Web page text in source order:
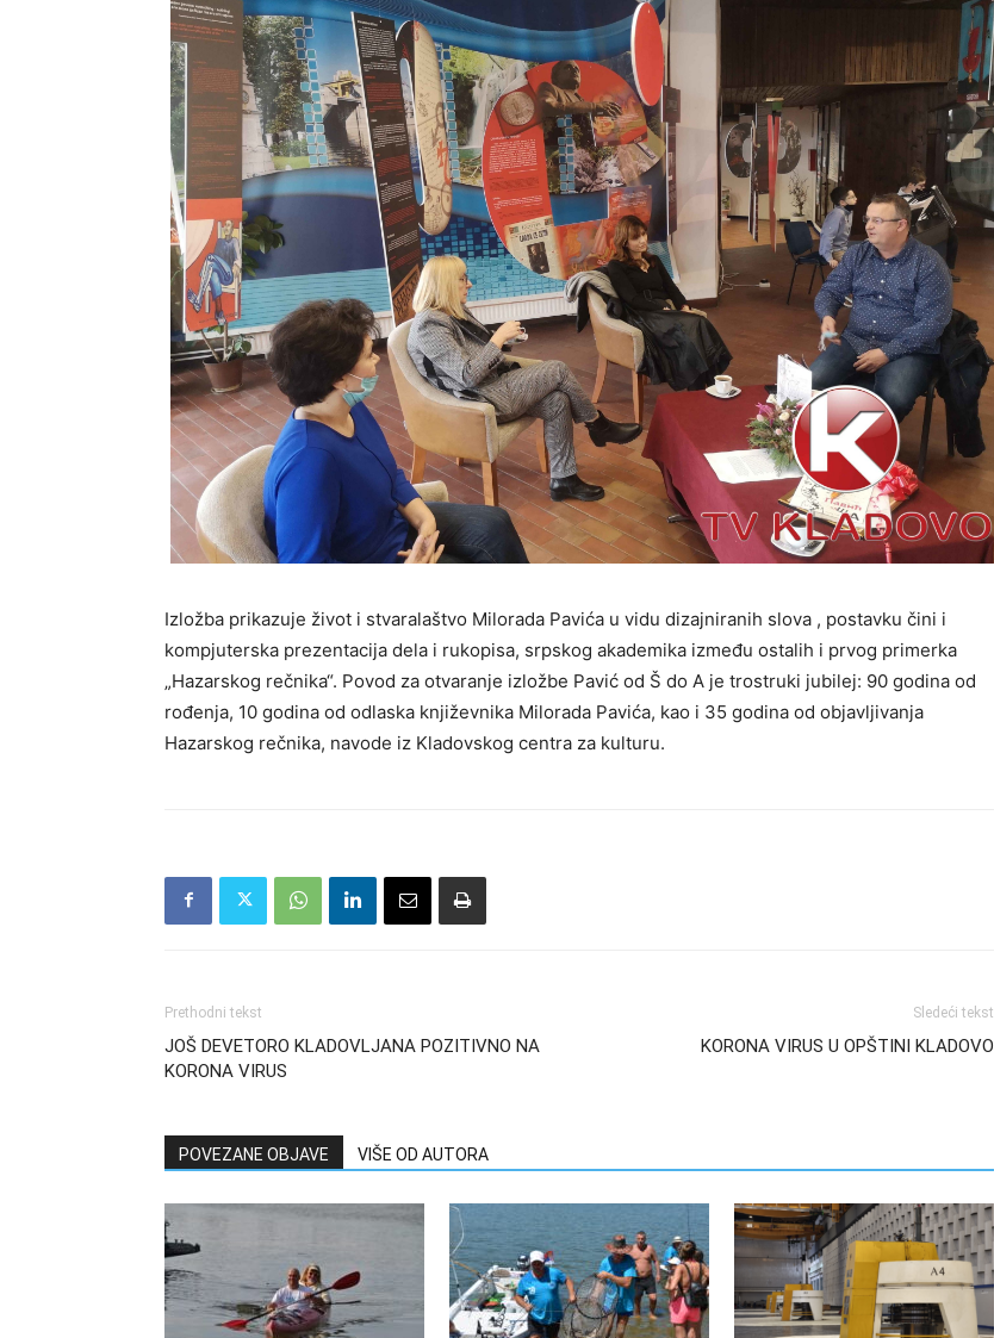
Izložba prikazuje život i stvaralaštvo Milorada Pavića u vidu dizajniranih slova , postavku čini i
kompjuterska prezentacija dela i rukopisa, srpskog akademika između ostalih i prvog primerka
„Hazarskog rečnika“. Povod za otvaranje izložbe Pavić od Š do A je trostruki jubilej: 90 godina od
rođenja, 10 godina od odlaska književnika Milorada Pavića, kao i 35 godina od objavljivanja
Hazarskog rečnika, navode iz Kladovskog centra za kulturu.
Prethodni tekst
JOŠ DEVETORO KLADOVLJANA POZITIVNO NA
KORONA VIRUS
Sledeći tekst
KORONA VIRUS U OPŠTINI KLADOVO
POVEZANE OBJAVE VIŠE OD AUTORA